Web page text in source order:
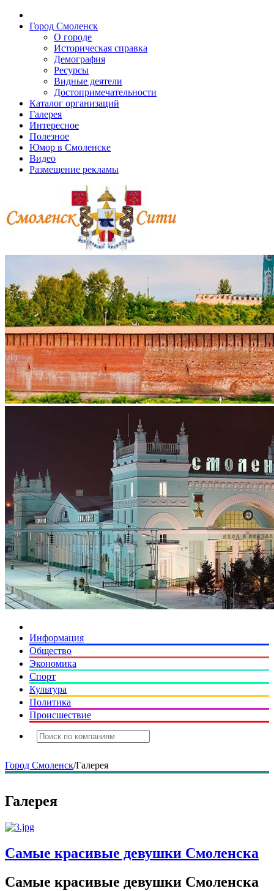
Город Смоленск
О городе
Историческая справка
Демография
Ресурсы
Видные деятели
Достопримечательности
Каталог организаций
Галерея
Интересное
Полезное
Юмор в Смоленске
Видео
Размещение рекламы
Информация
Общество
Экономика
Спорт
Культура
Политика
Происшествие
Город Смоленск/Галерея
Галерея
Самые красивые девушки Смоленска
Самые красивые девушки Смоленска